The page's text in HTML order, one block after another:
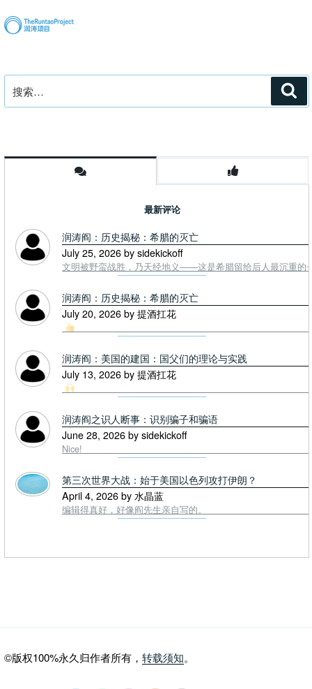
索：
最新评论
润涛阎：历史揭秘：希腊的灭亡
July 25, 2026 by sidekickoff
文明被野蛮战胜，乃天经地义——这是希腊留给后人最沉重的
润涛阎：历史揭秘：希腊的灭亡
July 20, 2026 by 提酒扛花
润涛阎：美国的建国：国父们的理论与实践
July 13, 2026 by 提酒扛花
润涛阎之识人断事：识别骗子和骗语
June 28, 2026 by sidekickoff
Nice!
第三次世界大战：始于美国以色列攻打伊朗？
April 4, 2026 by 水晶蓝
编辑得真好，好像阎先生亲自写的。
©版权100%永久归作者所有， 转载须知。